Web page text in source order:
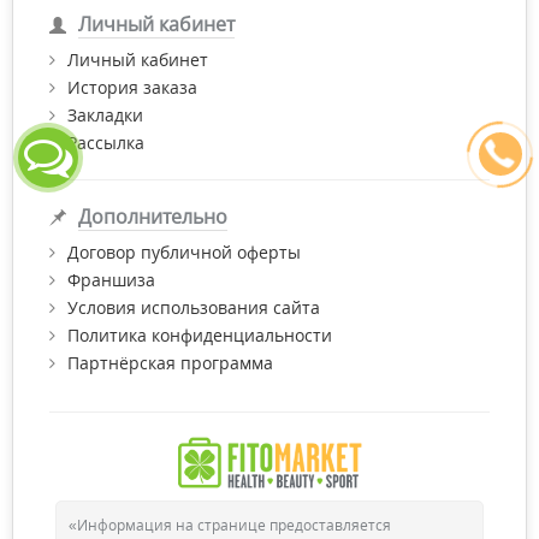
научные данные в разных сферах клинической медицины,
биохимии, фармакологии, нутрициологии и собственных
исследований.
Купить продукцию ТМ Витабиотикс по самой лучшей цене с
доставкой по Киеву и Украине и получить бесплатную
консультацию провизора Вы можете в нашем интернет-
магазине "Фитомаркет".
Личный кабинет
Личный кабинет
История заказа
Закладки
Рассылка
Дополнительно
Договор публичной оферты
Франшиза
Условия использования сайта
Политика конфиденциальности
Партнёрская программа
«Информация на странице предоставляется